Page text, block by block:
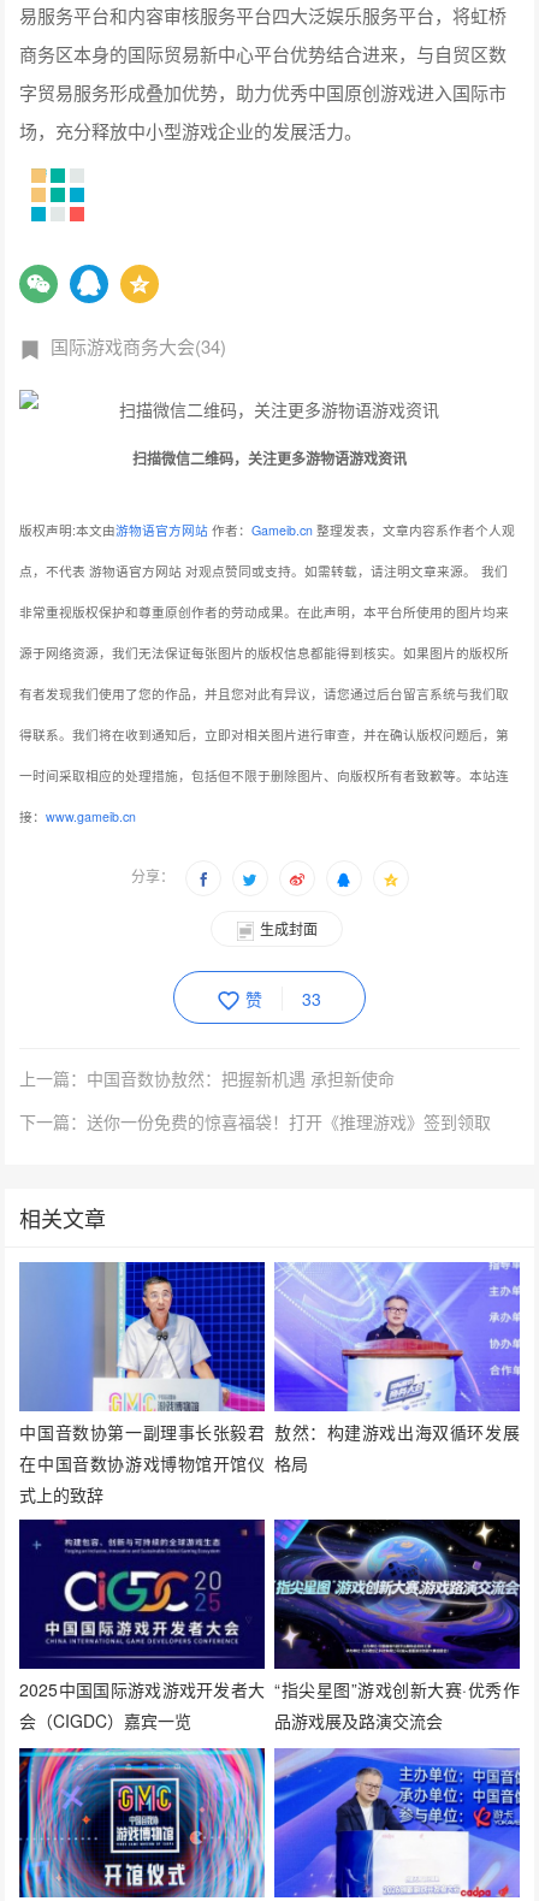
易服务平台和内容审核服务平台四大泛娱乐服务平台，将虹桥
商务区本身的国际贸易新中心平台优势结合进来，与自贸区数
字贸易服务形成叠加优势，助力优秀中国原创游戏进入国际市
场，充分释放中小型游戏企业的发展活力。
国际游戏商务大会(34)
扫描微信二维码，关注更多游物语游戏资讯
版权声明:本文由游物语官方网站 作者：Gameib.cn 整理发表，文章内容系作者个人观
点，不代表 游物语官方网站 对观点赞同或支持。如需转载，请注明文章来源。 我们
非常重视版权保护和尊重原创作者的劳动成果。在此声明，本平台所使用的图片均来
源于网络资源，我们无法保证每张图片的版权信息都能得到核实。如果图片的版权所
有者发现我们使用了您的作品，并且您对此有异议，请您通过后台留言系统与我们取
得联系。我们将在收到通知后，立即对相关图片进行审查，并在确认版权问题后，第
一时间采取相应的处理措施，包括但不限于删除图片、向版权所有者致歉等。本站连
接：www.gameib.cn
分享：
生成封面
赞 33
上一篇：中国音数协敖然：把握新机遇 承担新使命
下一篇：送你一份免费的惊喜福袋！打开《推理游戏》签到领取
相关文章
中国音数协第一副理事长张毅君
在中国音数协游戏博物馆开馆仪
式上的致辞
敖然：构建游戏出海双循环发展
格局
2025中国国际游戏游戏开发者大
会（CIGDC）嘉宾一览
“指尖星图”游戏创新大赛·优秀作
品游戏展及路演交流会